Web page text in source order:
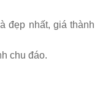
đẹp nhất, giá thành
chu đáo.